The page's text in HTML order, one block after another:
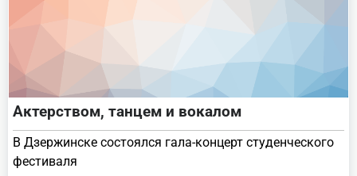
Актерством, танцем и вокалом
В Дзержинске состоялся гала-концерт студенческого
фестиваля